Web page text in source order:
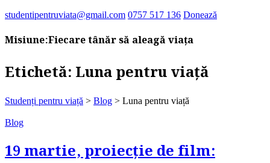
studentipentruviata@gmail.com 0757 517 136 Donează
Misiune:Fiecare tânăr să aleagă viața
Etichetă: Luna pentru viață
Studenți pentru viață > Blog > Luna pentru viață
Blog
19 martie, proiecție de film: